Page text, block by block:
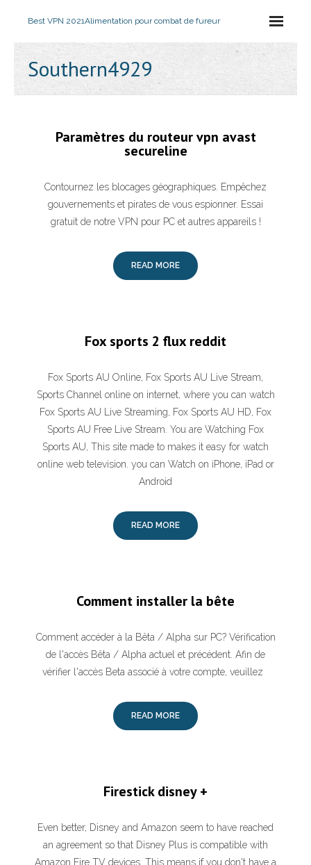
Best VPN 2021Alimentation pour combat de fureur
Southern4929
Paramètres du routeur vpn avast
secureline
Contournez les blocages géographiques. Empêchez
gouvernements et pirates de vous espionner. Essai
gratuit de notre VPN pour PC et autres appareils !
READ MORE
Fox sports 2 flux reddit
Fox Sports AU Online, Fox Sports AU Live Stream,
Sports Channel online on internet, where you can watch
Fox Sports AU Live Streaming, Fox Sports AU HD, Fox
Sports AU Free Live Stream. You are Watching Fox
Sports AU, This site made to makes it easy for watch
online web television. you can Watch on iPhone, iPad or
Android
READ MORE
Comment installer la bête
Comment accéder à la Bêta / Alpha sur PC? Vérification
de l'accès Bêta / Alpha actuel et précédent. Afin de
vérifier l'accès Beta associé à votre compte, veuillez
READ MORE
Firestick disney +
Even better, Disney and Amazon seem to have reached
an agreement so that Disney Plus is compatible with
Amazon Fire TV devices. This means if you don't have a